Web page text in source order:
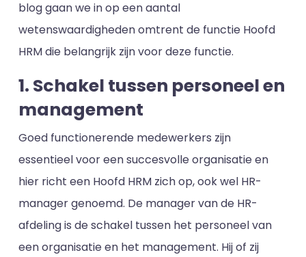
blog gaan we in op een aantal
wetenswaardigheden omtrent de functie Hoofd
HRM die belangrijk zijn voor deze functie.
1. Schakel tussen personeel en
management
Goed functionerende medewerkers zijn
essentieel voor een succesvolle organisatie en
hier richt een Hoofd HRM zich op, ook wel HR-
manager genoemd. De manager van de HR-
afdeling is de schakel tussen het personeel van
een organisatie en het management. Hij of zij